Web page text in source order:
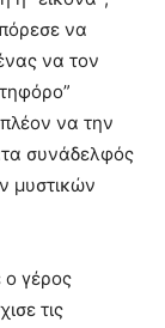
να
να τον
να την
συνάδελφός
μυστικών
γέρος
τις